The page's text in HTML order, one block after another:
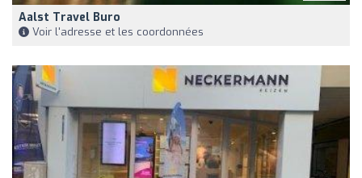
Aalst Travel Buro
Voir l'adresse et les coordonnées